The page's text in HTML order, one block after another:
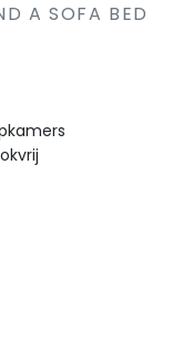
A SOFA BED